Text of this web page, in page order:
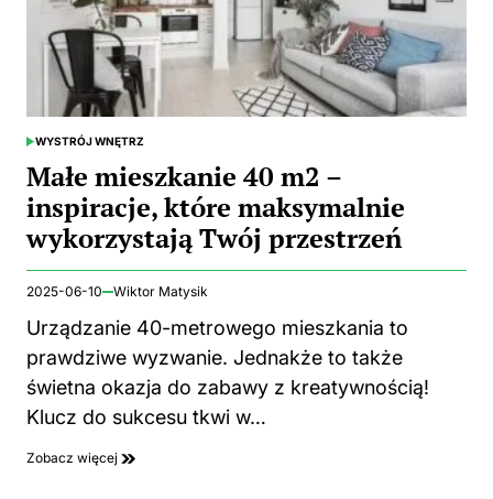
POSTED
WYSTRÓJ WNĘTRZ
Małe mieszkanie 40 m2 –
inspiracje, które maksymalnie
wykorzystają Twój przestrzeń
2025-06-10 Wiktor Matysik
Urządzanie 40-metrowego mieszkania to
prawdziwe wyzwanie. Jednakże to także
świetna okazja do zabawy z kreatywnością!
Klucz do sukcesu tkwi w…
Zobacz więcej